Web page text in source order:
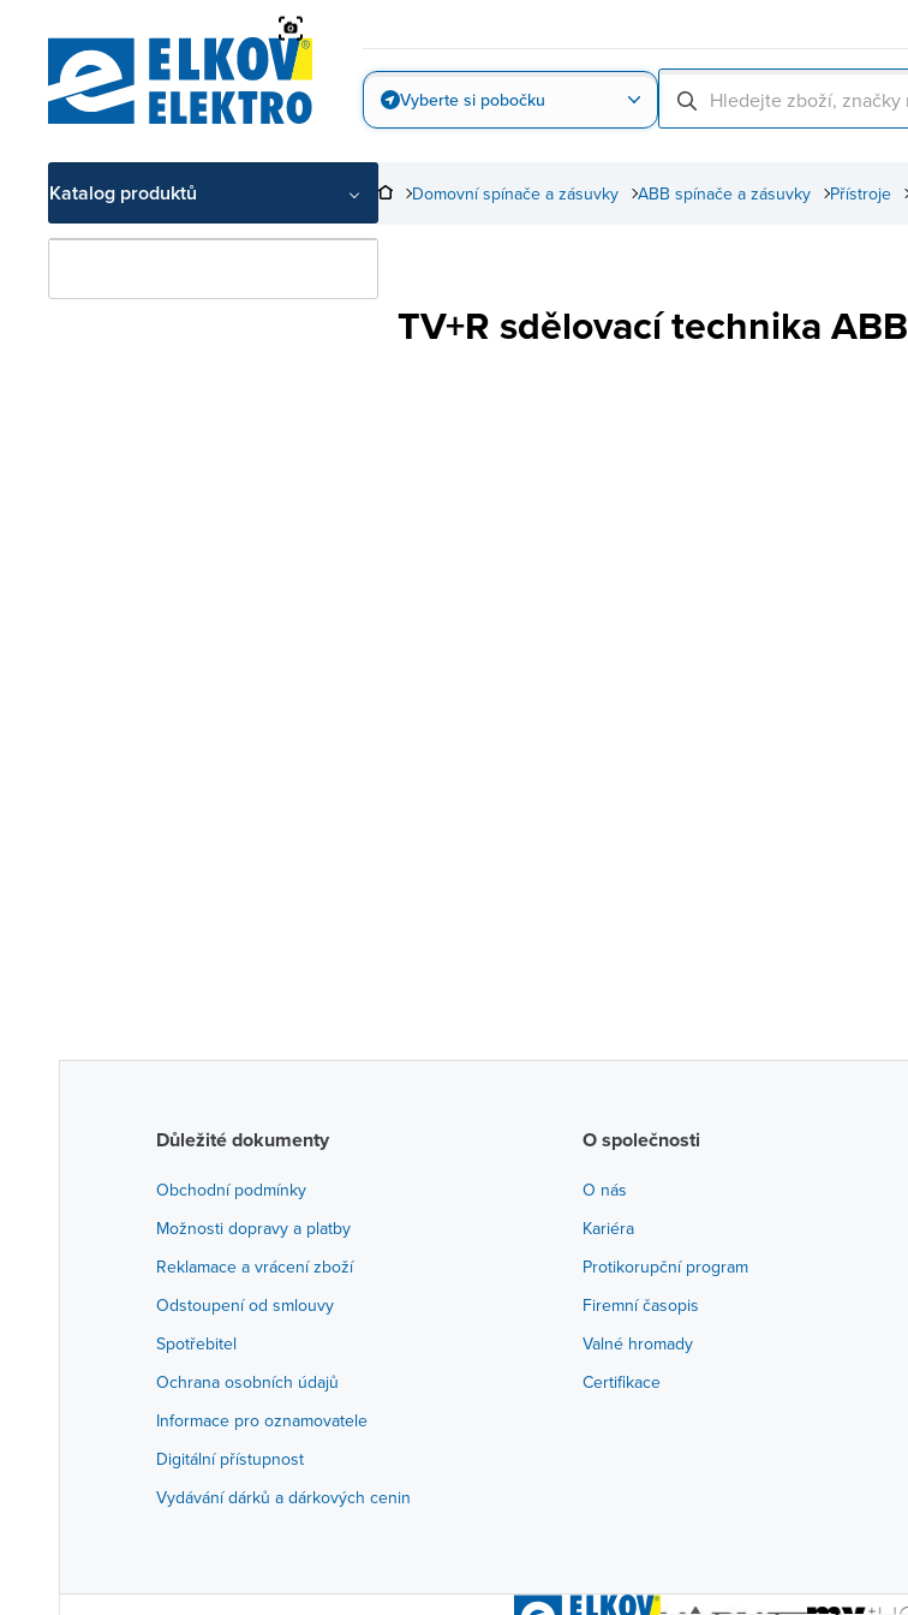
Vyberte si pobočku
Katalog produktů Přístroje
ABB spínače a zásuvky
Domovní spínače a zásuvky
TV+R sdělovací technika ABB
Důležité dokumenty
Obchodní podmínky
Možnosti dopravy a platby
Reklamace a vrácení zboží
Odstoupení od smlouvy
Spotřebitel
Ochrana osobních údajů
Informace pro oznamovatele
Digitální přístupnost
Vydávání dárků a dárkových cenin
O společnosti
O nás
Kariéra
Protikorupční program
Firemní časopis
Valné hromady
Certifikace